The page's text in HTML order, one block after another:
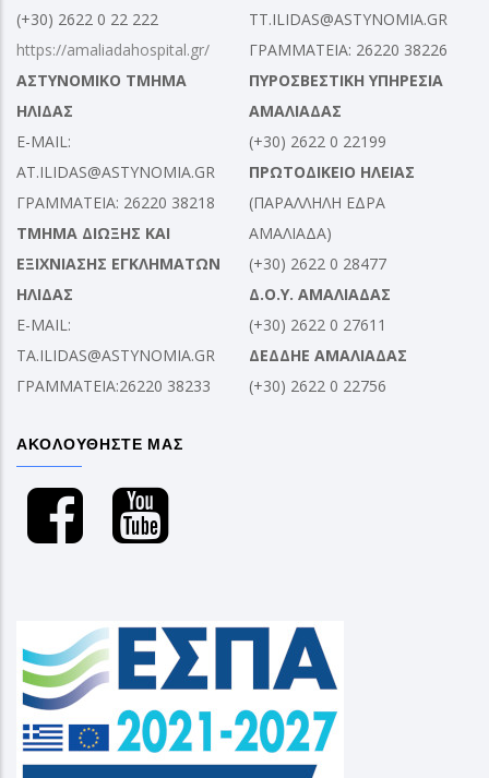
(+30) 2622 0 22 222
https://amaliadahospital.gr/
ΑΣΤΥΝΟΜΙΚΟ ΤΜΗΜΑ
ΗΛΙΔΑΣ
E-MAIL:
AT.ILIDAS@ASTYNOMIA.GR
ΓΡΑΜΜΑΤΕΙΑ: 26220 38218
ΤΜΗΜΑ ΔΙΩΞΗΣ ΚΑΙ
ΕΞΙΧΝΙΑΣΗΣ ΕΓΚΛΗΜΑΤΩΝ
ΗΛΙΔΑΣ
E-MAIL:
TA.ILIDAS@ASTYNOMIA.GR
ΓΡΑΜΜΑΤΕΙΑ:26220 38233
TT.ILIDAS@ASTYNOMIA.GR
ΓΡΑΜΜΑΤΕΙΑ: 26220 38226
ΠΥΡΟΣΒΕΣΤΙΚΗ ΥΠΗΡΕΣΙΑ
ΑΜΑΛΙΑΔΑΣ
(+30) 2622 0 22199
ΠΡΩΤΟΔΙΚΕΙΟ ΗΛΕΙΑΣ
(ΠΑΡΑΛΛΗΛΗ ΕΔΡΑ
ΑΜΑΛΙΑΔΑ)
(+30) 2622 0 28477
Δ.Ο.Υ. ΑΜΑΛΙΑΔΑΣ
(+30) 2622 0 27611
ΔΕΔΔΗΕ ΑΜΑΛΙΑΔΑΣ
(+30) 2622 0 22756
ΑΚΟΛΟΥΘΗΣΤΕ ΜΑΣ